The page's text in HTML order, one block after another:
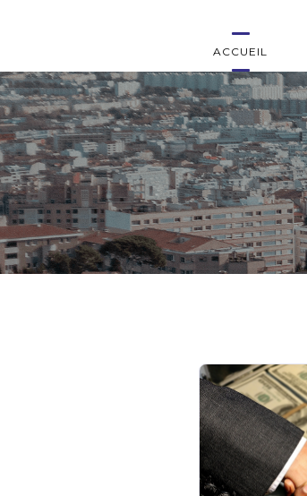
ACCUEIL